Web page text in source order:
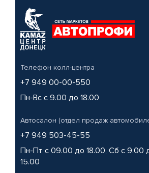
Телефон колл-центра
+7 949 00-00-550
Пн-Вс с 9.00 до 18.00
Автосалон (отдел продаж
+7 949 503-45-55
Пн-Пт с 09.00 до 18.00, Сб с 9.00
15.00